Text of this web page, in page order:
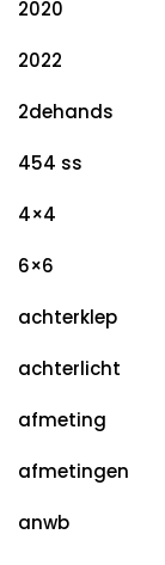
2020
2022
2dehands
454 ss
4×4
6×6
achterklep
achterlicht
afmeting
afmetingen
anwb